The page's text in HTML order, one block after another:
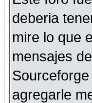
deberia
mire lo que
mensajes
agregarle